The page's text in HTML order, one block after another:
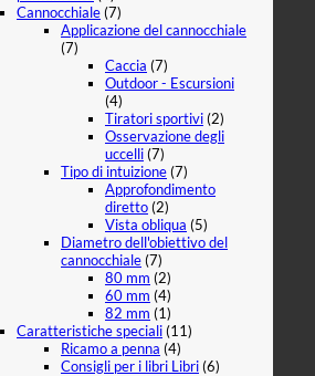
Cannocchiale(7)
Applicazione del cannocchiale
(7)
Caccia (7)
Outdoor - Escursioni
(4)
Tiratori sportivi(2)
Osservazione degli
uccelli(7)
Tipo di intuizione(7)
Approfondimento
diretto(2)
Vista obliqua (5)
Diametro dell'obiettivo del
cannocchiale(7)
80 mm (2)
60 mm (4)
82 mm (1)
Caratteristiche speciali(11)
Ricamo a penna (4)
Consigli per i libri Libri(6)